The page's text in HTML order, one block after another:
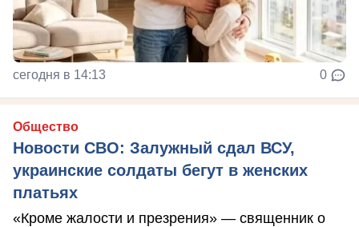
сегодня в 14:13 0
Общество
Новости СВО: Залужный сдал ВСУ,
украинские солдаты бегут в женских
платьях
«Кроме жалости и презрения» — священник о